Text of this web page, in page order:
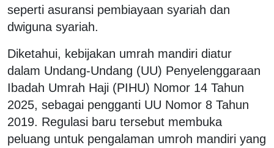
seperti asuransi pembiayaan syariah dan
dwiguna syariah.
Diketahui, kebijakan umrah mandiri diatur
dalam Undang-Undang (UU) Penyelenggaraan
Ibadah Umrah Haji (PIHU) Nomor 14 Tahun
2025, sebagai pengganti UU Nomor 8 Tahun
2019. Regulasi baru tersebut membuka
peluang untuk pengalaman umroh mandiri yang